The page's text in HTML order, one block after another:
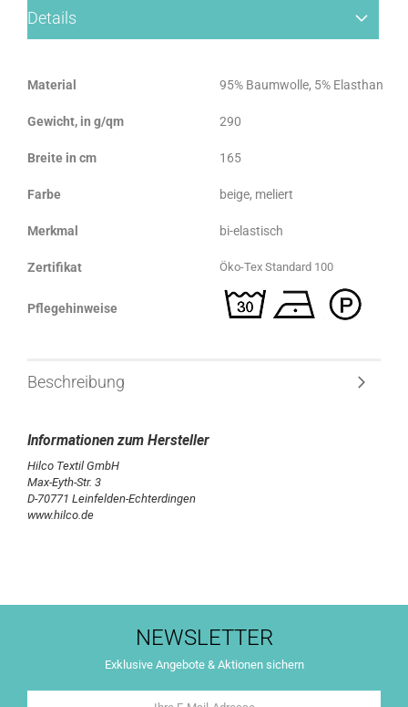
Details
Material 95% Baumwolle, 5% Elasthan
Gewicht, in g/qm 290
Breite in cm 165
Farbe beige, meliert
Merkmal bi-elastisch
Zertifikat Öko-Tex Standard 100
Pflegehinweise
Beschreibung
Hilco Textil GmbH
Max-Eyth-Str. 3
D-70771 Leinfelden-Echterdingen
www.hilco.de
NEWSLETTER
Exklusive Angebote & Aktionen sichern